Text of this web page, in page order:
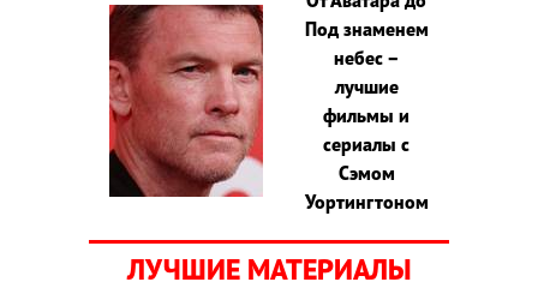
Под знаменем
небес –
лучшие
фильмы и
сериалы с
Сэмом
Уортингтоном
ЛУЧШИЕ МАТЕРИАЛЫ